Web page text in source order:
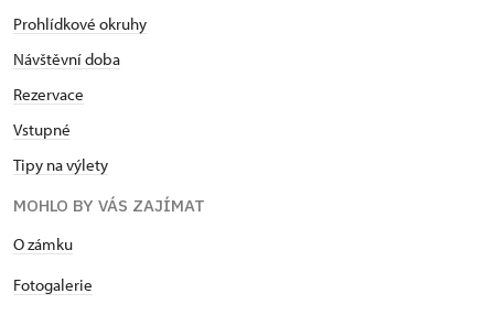
Prohlídkové okruhy
Návštěvní doba
Rezervace
Vstupné
Tipy na výlety
MOHLO BY VÁS ZAJÍMAT
O zámku
Fotogalerie